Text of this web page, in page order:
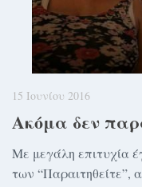
15 Ιουνίου 2016
Ακόμα δεν
Με μεγάλη επιτυχία
των “Παραιτηθείτε”,